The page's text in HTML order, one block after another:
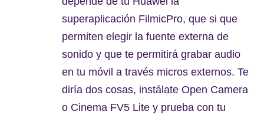
superaplicación FilmicPro, que si que
permiten elegir la fuente externa de
sonido y que te permitirá grabar audio
en tu móvil a través micros externos. Te
diría dos cosas, instálate Open Camera
o Cinema FV5 Lite y prueba con tu